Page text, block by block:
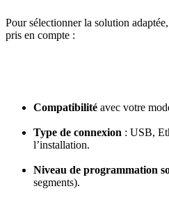
Pour sélectionner la solution
pris en compte :
Compatibilité avec votre
Type de connexion : USB,
l’installation.
Niveau de programmation
segments).